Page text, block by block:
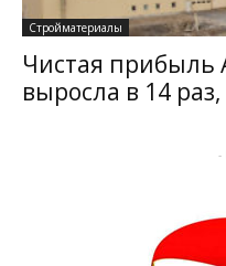
Стройматериалы
Чистая прибыль
выросла в 14
-